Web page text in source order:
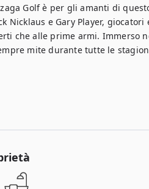
Golf è per gli amanti di
Nicklaus e Gary Player,
che alle prime armi. Immerso
mite durante tutte le